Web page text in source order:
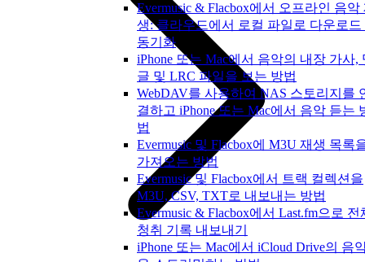
Evermusic & Flacbox에서 오프라인 음악
생: 클라우드에서 로컬 파일로 다운로드
동기화
iPhone 또는 Mac에서 음악의 내장 가사,
글 및 LRC 파일을 보는 방법
WebDAV를 사용하여 NAS 스토리지를
결하고 iPhone 또는 Mac에서 음악 듣는
법
Evermusic 및 Flacbox에 M3U 재생 목록
가져오는 방법
Evermusic 및 Flacbox에서 트랙 컬렉션을
M3U, CSV, TXT로 내보내는 방법
Evermusic & Flacbox에서 Last.fm으로 전
청취 기록 내보내기
iPhone 또는 Mac에서 iCloud Drive의 음